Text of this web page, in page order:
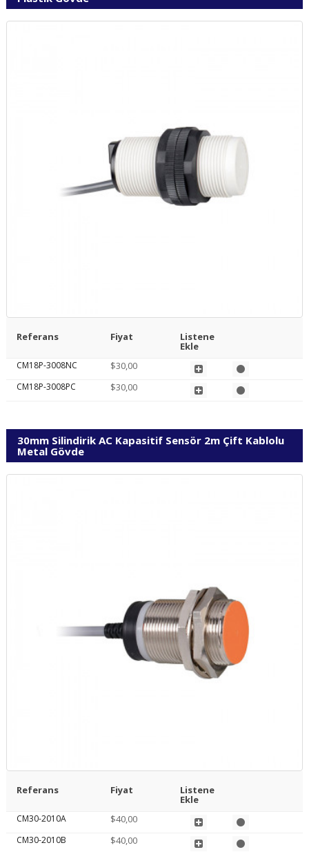
Referans Fiyat Listene
Ekle
CM18P-3008NC $30,00
CM18P-3008PC $30,00
30mm Silindirik AC Kapasitif Sensör 2m Çift Kablolu
Metal Gövde
Referans Fiyat Listene
Ekle
CM30-2010A $40,00
CM30-2010B $40,00